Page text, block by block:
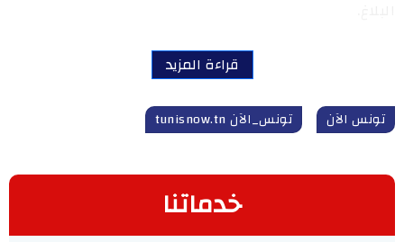
قراءة المزيد
تونس الآن تونس_الآن tunisnow.tn
خدماتنا